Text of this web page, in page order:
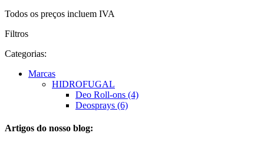
Todos os preços incluem IVA
Filtros
Categorias:
Marcas
HIDROFUGAL
Deo Roll-ons (4)
Deosprays (6)
Artigos do nosso blog: